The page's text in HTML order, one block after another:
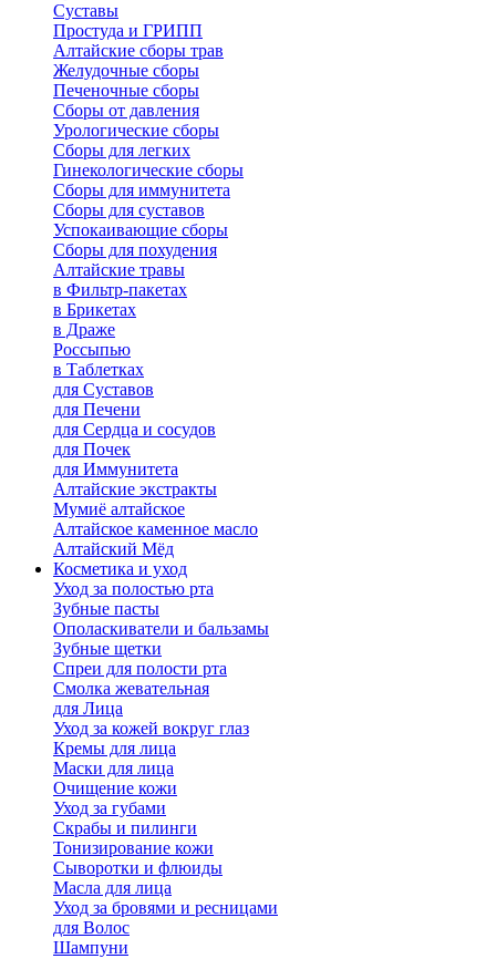
Суставы
Простуда и ГРИПП
Алтайские сборы трав
Желудочные сборы
Печеночные сборы
Сборы от давления
Урологические сборы
Сборы для легких
Гинекологические сборы
Сборы для иммунитета
Сборы для суставов
Успокаивающие сборы
Сборы для похудения
Алтайские травы
в Фильтр-пакетах
в Брикетах
в Драже
Россыпью
в Таблетках
для Cуставов
для Печени
для Сердца и сосудов
для Почек
для Иммунитета
Алтайские экстракты
Мумиё алтайское
Алтайское каменное масло
Алтайский Мёд
Косметика и уход
Уход за полостью рта
Зубные пасты
Ополаскиватели и бальзамы
Зубные щетки
Спреи для полости рта
Смолка жевательная
для Лица
Уход за кожей вокруг глаз
Кремы для лица
Маски для лица
Очищение кожи
Уход за губами
Скрабы и пилинги
Тонизирование кожи
Сыворотки и флюиды
Масла для лица
Уход за бровями и ресницами
для Волос
Шампуни